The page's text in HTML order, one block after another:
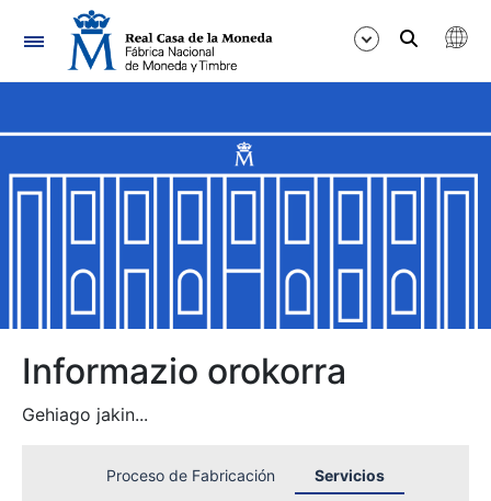
Nabigazioa
Erakutsi/Ezkutatu
Informazio orokorra
Gehiago jakin...
Proceso de Fabricación
Servicios